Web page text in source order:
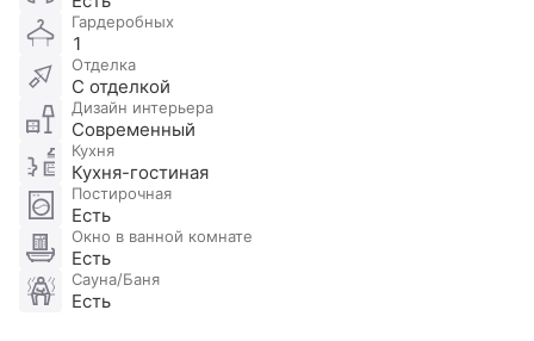
Гардеробных
1
Отделка
С отделкой
Дизайн интерьера
Современный
Кухня
Кухня-гостиная
Постирочная
Есть
Окно в ванной комнате
Есть
Сауна/Баня
Есть